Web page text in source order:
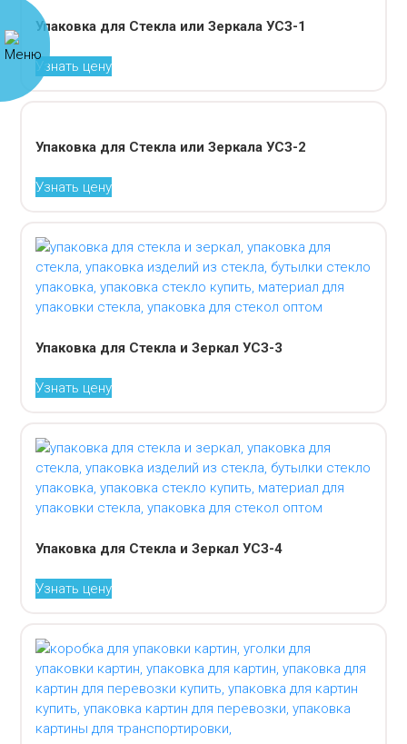
Упаковка для Стекла или Зеркала УСЗ-1
Узнать цену
Упаковка для Стекла или Зеркала УСЗ-2
Узнать цену
Упаковка для Стекла и Зеркал УСЗ-3
Узнать цену
Упаковка для Стекла и Зеркал УСЗ-4
Узнать цену